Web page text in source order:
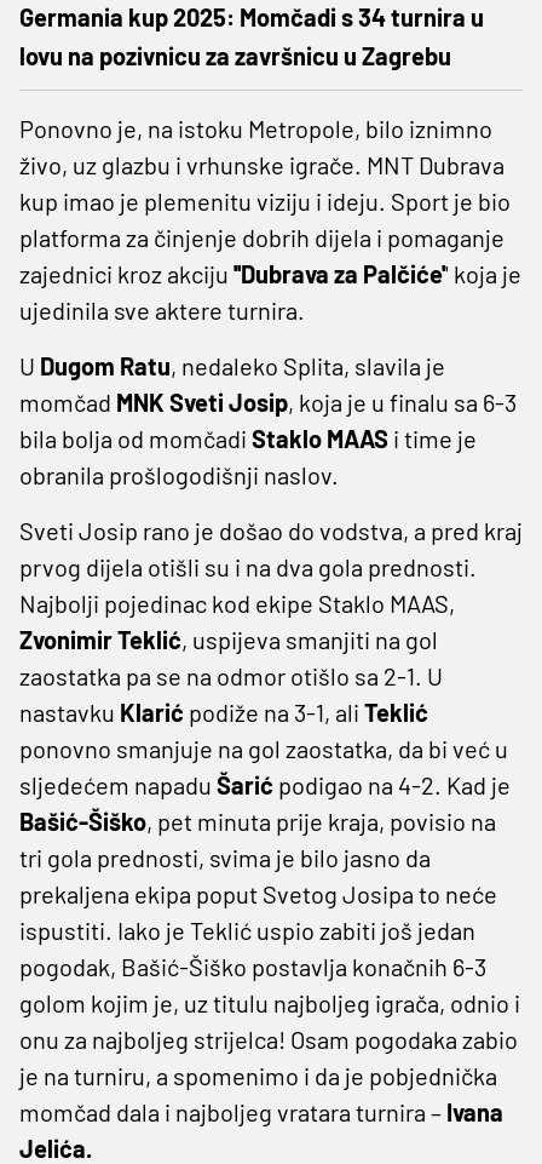
Germania kup 2025: Momčadi s 34 turnira u
lovu na pozivnicu za završnicu u Zagrebu
Ponovno je, na istoku Metropole, bilo iznimno
živo, uz glazbu i vrhunske igrače. MNT Dubrava
kup imao je plemenitu viziju i ideju. Sport je bio
platforma za činjenje dobrih dijela i pomaganje
zajednici kroz akciju ''Dubrava za Palčiće'' koja je
ujedinila sve aktere turnira.
U Dugom Ratu, nedaleko Splita, slavila je
momčad MNK Sveti Josip, koja je u finalu sa 6-3
bila bolja od momčadi Staklo MAAS i time je
obranila prošlogodišnji naslov.
Sveti Josip rano je došao do vodstva, a pred kraj
prvog dijela otišli su i na dva gola prednosti.
Najbolji pojedinac kod ekipe Staklo MAAS,
Zvonimir Teklić, uspijeva smanjiti na gol
zaostatka pa se na odmor otišlo sa 2-1. U
nastavku Klarić podiže na 3-1, ali Teklić
ponovno smanjuje na gol zaostatka, da bi već u
sljedećem napadu Šarić podigao na 4-2. Kad je
Bašić-Šiško, pet minuta prije kraja, povisio na
tri gola prednosti, svima je bilo jasno da
prekaljena ekipa poput Svetog Josipa to neće
ispustiti. Iako je Teklić uspio zabiti još jedan
pogodak, Bašić-Šiško postavlja konačnih 6-3
golom kojim je, uz titulu najboljeg igrača, odnio i
onu za najboljeg strijelca! Osam pogodaka zabio
je na turniru, a spomenimo i da je pobjednička
momčad dala i najboljeg vratara turnira – Ivana
Jelića.